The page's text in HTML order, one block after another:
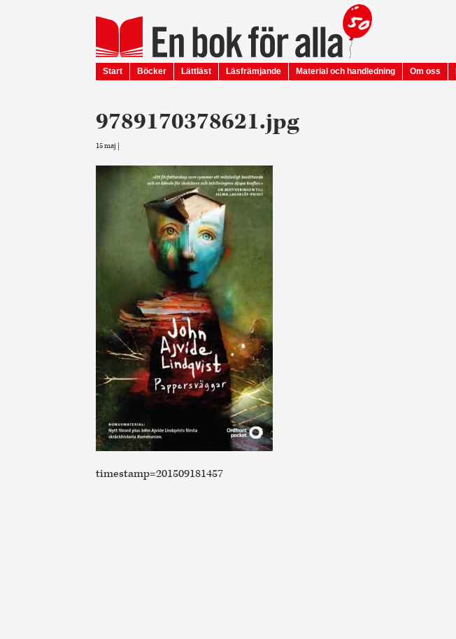
Start Böcker Lättläst Läsfrämjande Material och handledning Om oss
9789170378621.jpg
15 maj |
timestamp=201509181457